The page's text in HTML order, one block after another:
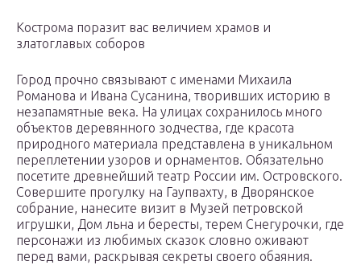
Кострома поразит вас величием храмов и
златоглавых соборов
Город прочно связывают с именами Михаила
Романова и Ивана Сусанина, творивших историю в
незапамятные века. На улицах сохранилось много
объектов деревянного зодчества, где красота
природного материала представлена в уникальном
переплетении узоров и орнаментов. Обязательно
посетите древнейший театр России им. Островского.
Совершите прогулку на Гаупвахту, в Дворянское
собрание, нанесите визит в Музей петровской
игрушки, Дом льна и бересты, терем Снегурочки, где
персонажи из любимых сказок словно оживают
перед вами, раскрывая секреты своего обаяния.